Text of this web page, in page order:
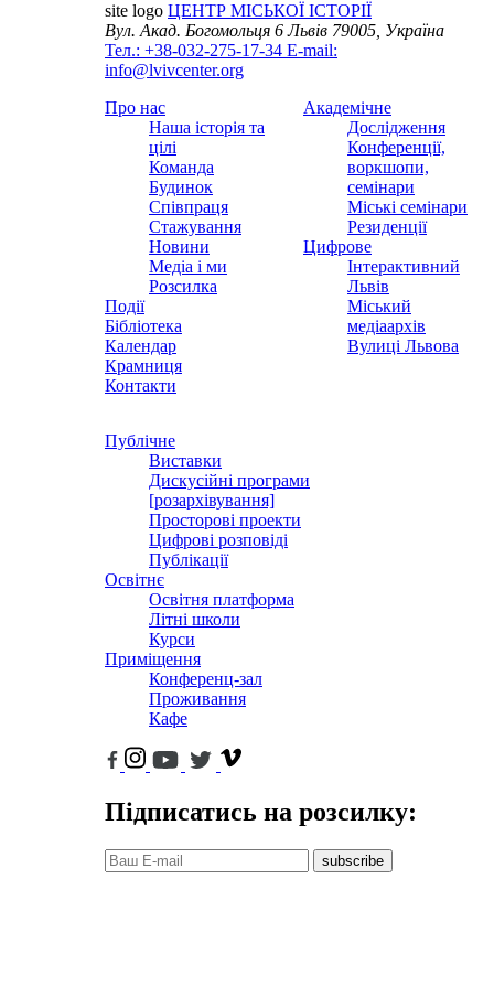
site logo ЦЕНТР МІСЬКОЇ ІСТОРІЇ
Вул. Акад. Богомольця 6Львів 79005, Україна
Тел.: +38-032-275-17-34 E-mail:
info@lvivcenter.org
Про нас
Наша історія та
цілі
Команда
Будинок
Співпраця
Стажування
Новини
Медіа і ми
Розсилка
Події
Бібліотека
Календар
Крамниця
Контакти
Академічне
Дослідження
Конференції,
воркшопи,
семінари
Міські семінари
Резиденції
Цифрове
Інтерактивний
Львів
Міський
медіаархів
Вулиці Львова
Публічне
Виставки
Дискусійні програми
[розархівування]
Просторові проекти
Цифрові розповіді
Публікації
Освітнє
Освітня платформа
Літні школи
Курси
Приміщення
Конференц-зал
Проживання
Кафе
Підписатись на розсилку:
subscribe